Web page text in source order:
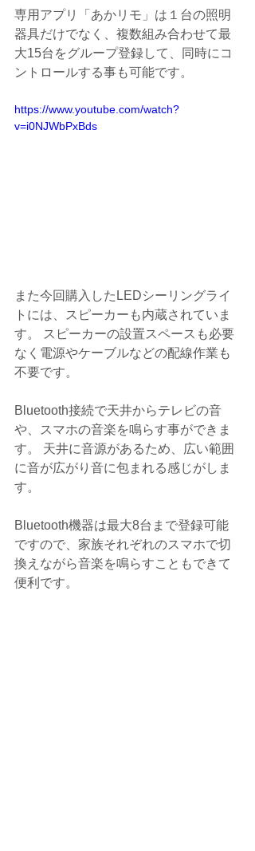
専用アプリ「あかリモ」は１台の照明
器具だけでなく、複数組み合わせて最
大15台をグループ登録して、同時にコ
ントロールする事も可能です。
https://www.youtube.com/watch?
v=i0NJWbPxBds
また今回購入したLEDシーリングライ
トには、スピーカーも内蔵されていま
す。 スピーカーの設置スペースも必要
なく電源やケーブルなどの配線作業も
不要です。
Bluetooth接続で天井からテレビの音
や、スマホの音楽を鳴らす事ができま
す。 天井に音源があるため、広い範囲
に音が広がり音に包まれる感じがしま
す。
Bluetooth機器は最大8台まで登録可能
ですので、家族それぞれのスマホで切
換えながら音楽を鳴らすこともできて
便利です。